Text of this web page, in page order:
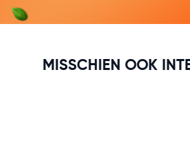
MISSCHIEN OOK